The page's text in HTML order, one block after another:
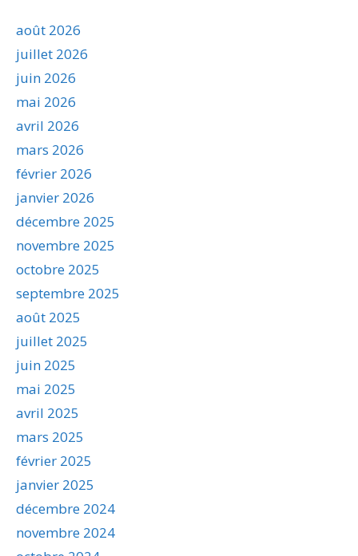
août 2026
juillet 2026
juin 2026
mai 2026
avril 2026
mars 2026
février 2026
janvier 2026
décembre 2025
novembre 2025
octobre 2025
septembre 2025
août 2025
juillet 2025
juin 2025
mai 2025
avril 2025
mars 2025
février 2025
janvier 2025
décembre 2024
novembre 2024